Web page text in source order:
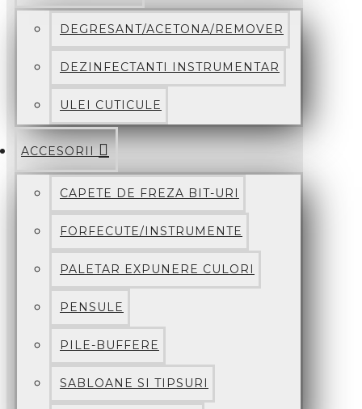
DEGRESANT/ACETONA/REMOVER
DEZINFECTANTI INSTRUMENTAR
ULEI CUTICULE
ACCESORII
CAPETE DE FREZA BIT-URI
FORFECUTE/INSTRUMENTE
PALETAR EXPUNERE CULORI
PENSULE
PILE-BUFFERE
SABLOANE SI TIPSURI